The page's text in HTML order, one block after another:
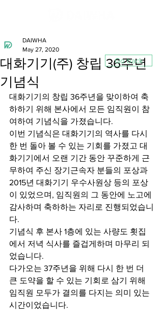
대화기기(주) 창립 36주년
기념식
DAIWHA
May 27, 2020
대화기기의 창립 36주년을 맞이하여 축
하하기 위해 본사에서 모든 임직원이 참
여하여 기념식을 가졌습니다.
이번 기념식은 대화기기의 역사를 다시
한 번 돌아 볼 수 있는 기회를 가졌고 대
화기기에서 오랜 기간 동안 꾸준하게 근
무하여 주신 장기근속자 분들의 포상과
2015년 대화기기 우수사원상 등의 포상
이 있었으며, 임직원의 그 동안에 노고에
감사하며 축하하는 자리로 진행되었습니
다.
기념식 후 본사 1층에 있는 사량도 횟집
에서 저녁 식사를 즐겁게하며 마무리 되
었습니다.
다가오는 37주년을 위해 다시 한 번 더
큰 도약을 할 수 있는 기회로 삼기 위해
임직원 모두가 결의를 다지는 의미 있는
시간이었습니다.
Go back